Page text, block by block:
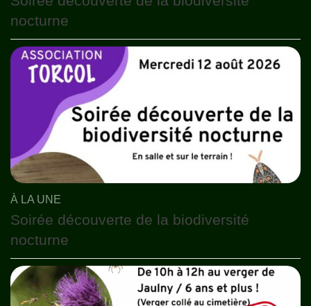
nocturne
À LA UNE
Soirée découverte de la biodiversité
nocturne